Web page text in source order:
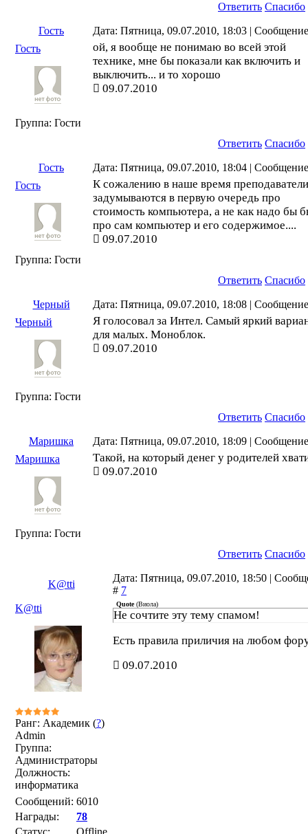
Ответить Спасибо
Гость
Дата: Пятница, 09.07.2010, 18:03 |
Гость
Группа: Гости
ой, я вообще не понимаю во всей этой
технике, мне бы показали как включить и
выключить... и то хорошо
09.07.2010
Ответить Спасибо
Гость
Дата: Пятница, 09.07.2010, 18:04 |
Гость
Группа: Гости
К сожалению в наше время преподаватели
задумываются в первую очередь про
стоимость компьютера, а не как надо бы
про сам компьютер и его содержимое....
09.07.2010
Ответить Спасибо
Черный
Дата: Пятница, 09.07.2010, 18:08 |
Черный
Группа: Гости
Я голосовал за Интел. Самый яркий
для малых. Моноблок.
09.07.2010
Ответить Спасибо
Маришка
Дата: Пятница, 09.07.2010, 18:09 |
Маришка
Группа: Гости
Такой, на который денег у родителей
09.07.2010
Ответить Спасибо
K@tti
Дата: Пятница, 09.07.2010, 18:50 |
# 7
K@tti
Ранг: Академик (?)
Admin
Группа:
Администраторы
Должность:
информатика
Сообщений: 6010
Награды:
78
Статус:
Offline
Quote(Виола)
Не сочтите эту тему спамом!
Есть правила приличия на любом
09.07.2010